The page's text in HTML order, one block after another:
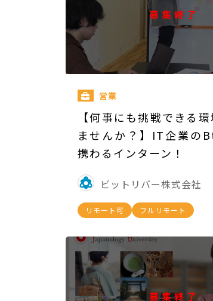
募集終了
営業
【何事にも挑戦できる
ませんか？】IT企業の
携わるインターン！
ビットリバー株式会社
リモート可 フルリモート
募集終了